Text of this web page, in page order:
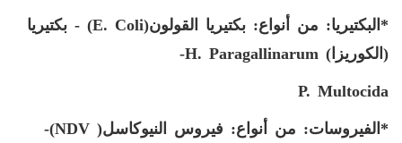
*البكتيريا: من أنواع: بكتيريا القولون(E. Coli) - بكتيريا
(الكوريزا) H. Paragallinarum
-
P. Multocida
*الفيروسات: من أنواع: فيروس النيوكاسل( NDV
)-